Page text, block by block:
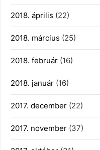
2018. április (22)
2018. március (25)
2018. február (16)
2018. január (16)
2017. december (22)
2017. november (37)